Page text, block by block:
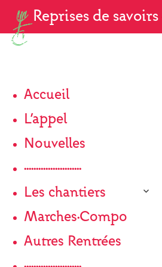
N
Reprises de savoirs
Accueil
L’appel
Nouvelles
························
Les chantiers
ouvrir
Marches·Compo
Autres Rentrées